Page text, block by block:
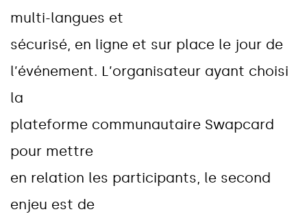
multi-langues et
sécurisé, en ligne et sur place le jour de
l’événement. L’organisateur ayant choisi
la
plateforme communautaire Swapcard
pour mettre
en relation les participants, le second
enjeu est de